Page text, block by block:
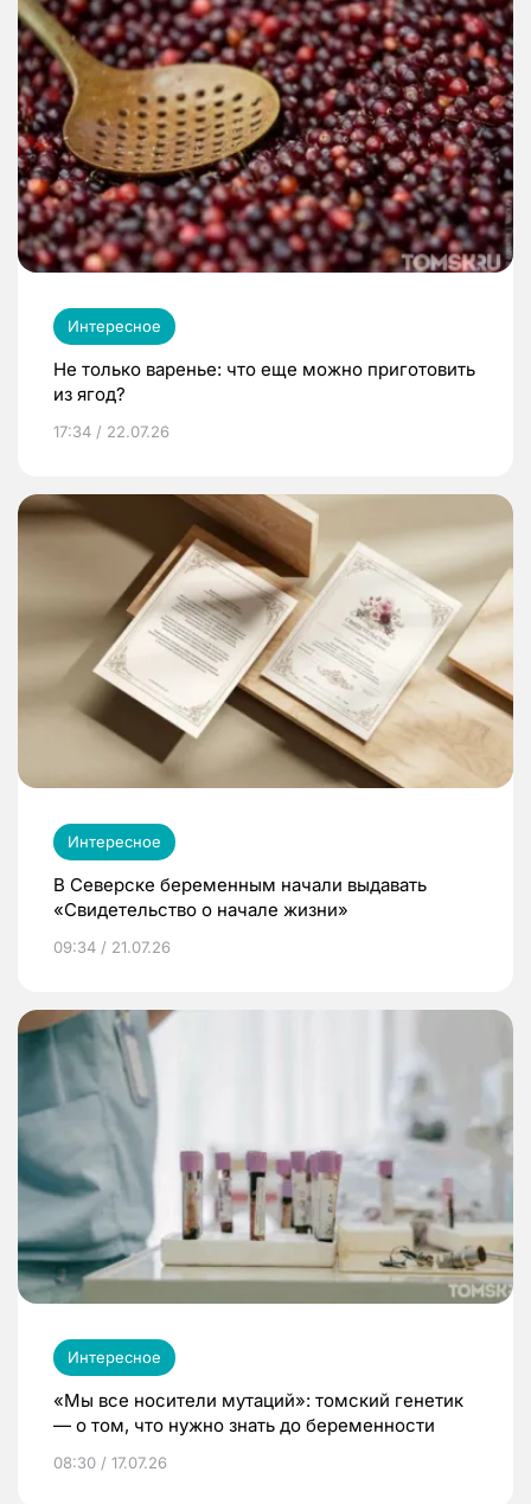
Интересное
Не только варенье: что еще можно приготовить
из ягод?
17:34 / 22.07.26
Интересное
В Северске беременным начали выдавать
«Свидетельство о начале жизни»
09:34 / 21.07.26
Интересное
«Мы все носители мутаций»: томский генетик
— о том, что нужно знать до беременности
08:30 / 17.07.26